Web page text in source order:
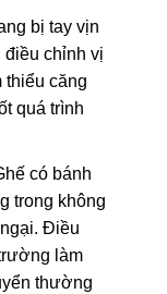
bị tay vịn
điều chỉnh vị
thiểu căng
quá trình
có bánh
trong không
Điều
làm
thường